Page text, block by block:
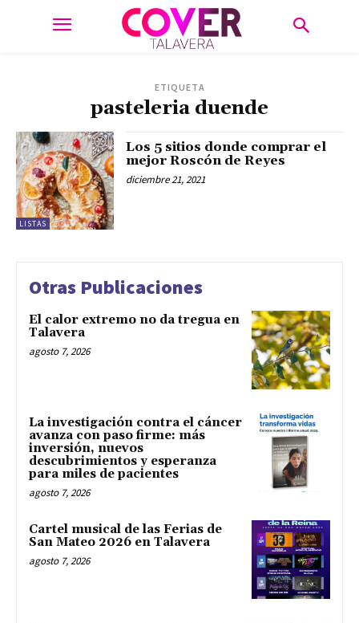
ETIQUETA
pasteleria duende
LISTAS
Los 5 sitios donde comprar el
mejor Roscón de Reyes
diciembre 21, 2021
Otras Publicaciones
El calor extremo no da tregua en
Talavera
agosto 7, 2026
La investigación contra el cáncer
avanza con paso firme: más
inversión, nuevos
descubrimientos y esperanza
para miles de pacientes
agosto 7, 2026
Cartel musical de las Ferias de
San Mateo 2026 en Talavera
agosto 7, 2026